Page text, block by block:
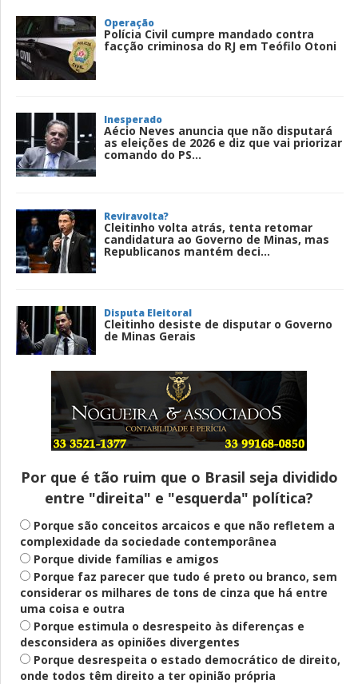
Operação
Polícia Civil cumpre mandado contra
facção criminosa do RJ em Teófilo Otoni
Inesperado
Aécio Neves anuncia que não disputará
as eleições de 2026 e diz que vai priorizar
comando do PS...
Reviravolta?
Cleitinho volta atrás, tenta retomar
candidatura ao Governo de Minas, mas
Republicanos mantém deci...
Disputa Eleitoral
Cleitinho desiste de disputar o Governo
de Minas Gerais
Entenda
Pix Pensão Alimentícia: entenda o que é
e como solicitar
Saúde Mental
Plataforma oferece escuta em saúde
mental para jovens no SUS Digital
Definido
PT lança Patrus Ananias como candidato
ao governo de Minas Gerais
Por que é tão ruim que o Brasil seja dividido
entre "direita" e "esquerda" política?
Porque são conceitos arcaicos e que não refletem a
complexidade da sociedade contemporânea
Porque divide famílias e amigos
Porque faz parecer que tudo é preto ou branco, sem
considerar os milhares de tons de cinza que há entre
uma coisa e outra
Porque estimula o desrespeito às diferenças e
desconsidera as opiniões divergentes
Porque desrespeita o estado democrático de direito,
onde todos têm direito a ter opinião própria